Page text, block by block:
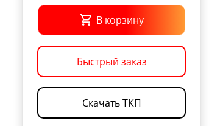
В корзину
Быстрый заказ
Скачать ТКП